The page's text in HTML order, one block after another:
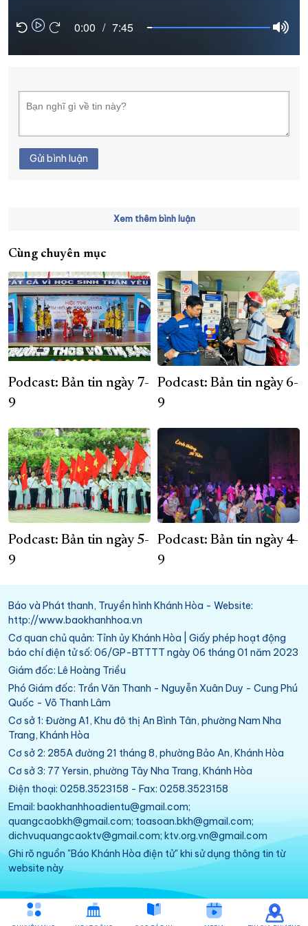
XÂY DỰNG KHÁNH HÒA TRỞ THÀNH THÀNH PHỐ TRỰC THUỘC
0:00 / 7:45
Gửi bình luận
Xem thêm bình luận
Cùng chuyên mục
Podcast: Bản tin ngày 7-
9
Podcast: Bản tin ngày 6-
9
Podcast: Bản tin ngày 5-
9
Podcast: Bản tin ngày 4-
9
Báo và Phát thanh, Truyền hình Khánh Hòa - Website:
http://www.baokhanhhoa.vn
Cơ quan chủ quản: Tỉnh ủy Khánh Hòa | Giấy phép hoạt động
báo chí điện tử số: 06/GP-BTTTT ngày 06 tháng 01 năm 2023
Giám đốc: Lê Hoàng Triều
Phó Giám đốc: Trần Văn Thanh - Nguyễn Xuân Duy - Cung Phú
Quốc - Võ Thanh Lâm
Cơ sở 1: Đường A1, Khu đô thị An Bình Tân, phường Nam Nha
Trang, Khánh Hòa
Cơ sở 2: 285A đường 21 tháng 8, phường Bảo An, Khánh Hòa
Cơ sở 3: 77 Yersin, phường Tây Nha Trang, Khánh Hòa
Điện thoại: 0258.3523158 - Fax: 0258.3523158
Email: baokhanhhoadientu@gmail.com;
quangcaobkh@gmail.com; toasoan.bkh@gmail.com;
dichvuquangcaoktv@gmail.com; ktv.org.vn@gmail.com
Ghi rõ nguồn "Báo Khánh Hòa điện tử" khi sử dụng thông tin từ
website này